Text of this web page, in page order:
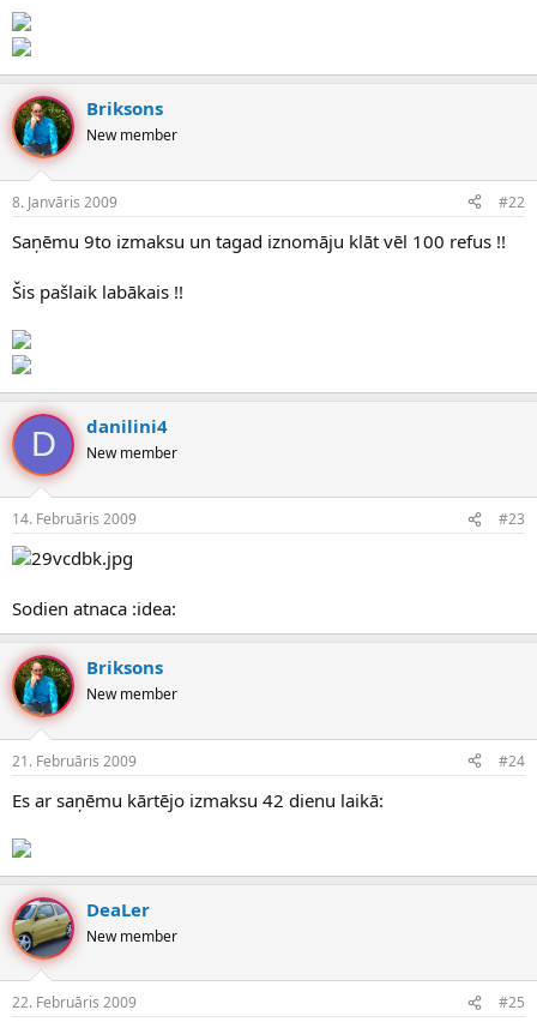
s
ā
ē
j
s
Briksons
New member
8. Janvāris 2009 #22
Saņēmu 9to izmaksu un tagad iznomāju klāt vēl 100 refus !!
Šis pašlaik labākais !!
D danilini4
New member
14. Februāris 2009 #23
Sodien atnaca :idea:
Briksons
New member
21. Februāris 2009 #24
Es ar saņēmu kārtējo izmaksu 42 dienu laikā:
DeaLer
New member
22. Februāris 2009 #25